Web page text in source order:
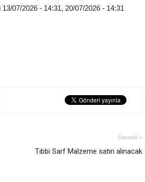
07/2026 - 14:31, 20/07/2026 - 14:31
Sonraki »
Tıbbi Sarf Malzeme satın alınacak